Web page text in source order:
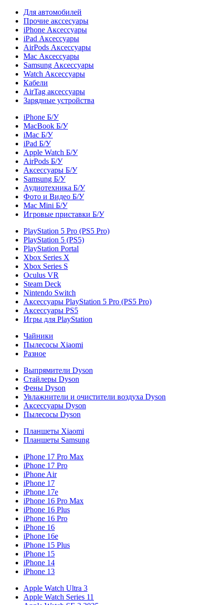
Для автомобилей
Прочие акссесуары
iPhone Аксессуары
iPad Аксессуары
AirPods Аксессуары
Mac Аксессуары
Samsung Аксессуары
Watch Аксессуары
Кабели
AirTag аксессуары
Зарядные устройства
iPhone Б/У
MacBook Б/У
iMac Б/У
iPad Б/У
Apple Watch Б/У
AirPods Б/У
Аксессуары Б/У
Samsung Б/У
Аудиотехника Б/У
Фото и Видео Б/У
Mac Mini Б/У
Игровые приставки Б/У
PlayStation 5 Pro (PS5 Pro)
PlayStation 5 (PS5)
PlayStation Portal
Xbox Series X
Xbox Series S
Oculus VR
Steam Deck
Nintendo Switch
Аксессуары PlayStation 5 Pro (PS5 Pro)
Аксессуары PS5
Игры для PlayStation
Чайники
Пылесосы Xiaomi
Разное
Выпрямители Dyson
Стайлеры Dyson
Фены Dyson
Увлажнители и очистители воздуха Dyson
Аксессуары Dyson
Пылесосы Dyson
Планшеты Xiaomi
Планшеты Samsung
iPhone 17 Pro Max
iPhone 17 Pro
iPhone Air
iPhone 17
iPhone 17e
iPhone 16 Pro Max
iPhone 16 Plus
iPhone 16 Pro
iPhone 16
iPhone 16e
iPhone 15 Plus
iPhone 15
iPhone 14
iPhone 13
Apple Watch Ultra 3
Apple Watch Series 11